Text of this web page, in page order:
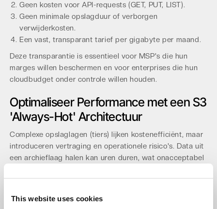
This website uses cookies
Geen kosten voor API-requests (GET, PUT, LIST).
Geen minimale opslagduur of verborgen
verwijderkosten.
Een vast, transparant tarief per gigabyte per maand.
Deze transparantie is essentieel voor MSP's die hun
marges willen beschermen en voor enterprises die hun
cloudbudget onder controle willen houden.
Optimaliseer Performance met een S3
'Always-Hot' Architectuur
Complexe opslaglagen (tiers) lijken kostenefficiënt, maar
introduceren vertraging en operationele risico's. Data uit
een archieflaag halen kan uren duren, wat onacceptabel
Hot' architectuur zorgt ervoor dat 100% van uw data